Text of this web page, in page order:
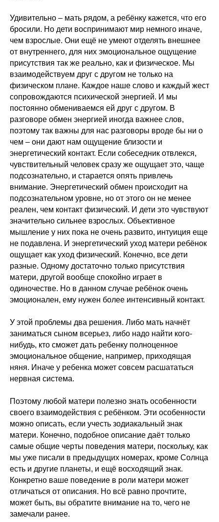
Удивительно – мать рядом, а ребёнку кажется, что его
бросили. Но дети воспринимают мир немного иначе,
чем взрослые. Они ещё не умеют отделять внешнее
от внутреннего, для них эмоциональное ощущение
присутствия так же реально, как и физическое. Мы
взаимодействуем друг с другом не только на
физическом плане. Каждое наше слово и каждый жест
сопровождаются психической энергией. И мы
постоянно обмениваемся ей друг с другом. В
разговоре обмен энергией иногда важнее слов,
поэтому так важны для нас разговоры вроде бы ни о
чем – они дают нам ощущение близости и
энергетический контакт. Если собеседник отвлекся,
чувствительный человек сразу же ощущает это, чаще
подсознательно, и старается опять привлечь
внимание. Энергетический обмен происходит на
подсознательном уровне, но от этого он не менее
реален, чем контакт физический. И дети это чувствуют
значительно сильнее взрослых. Объективное
мышление у них пока не очень развито, интуиция еще
не подавлена. И энергетический уход матери ребёнок
ощущает как уход физический. Конечно, все дети
разные. Одному достаточно только присутствия
матери, другой вообще спокойно играет в
одиночестве. Но в данном случае ребёнок очень
эмоционален, ему нужен более интенсивный контакт.
У этой проблемы два решения. Либо мать начнёт
заниматься сыном всерьез, либо надо найти кого-
нибудь, кто сможет дать ребенку полноценное
эмоциональное общение, например, приходящая
няня. Иначе у ребенка может совсем расшататься
нервная система.
Поэтому любой матери полезно знать особенности
своего взаимодействия с ребёнком. Эти особенности
можно описать, если учесть зодиакальный знак
матери. Конечно, подобное описание даёт только
самые общие черты поведения матери, поскольку, как
мы уже писали в предыдущих номерах, кроме Солнца
есть и другие планеты, и ещё восходящий знак.
Конкретно ваше поведение в роли матери может
отличаться от описания. Но всё равно прочтите,
может быть, вы обратите внимание на то, чего не
замечали ранее.